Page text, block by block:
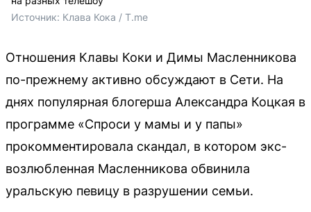
Источник: Клава Кока / T.me
Отношения Клавы Коки и Димы Масленникова
по-прежнему активно обсуждают в Сети. На
днях популярная блогерша Александра Коцкая в
программе «Спроси у мамы и у папы»
прокомментировала скандал, в котором экс-
возлюбленная Масленникова обвинила
уральскую певицу в разрушении семьи.